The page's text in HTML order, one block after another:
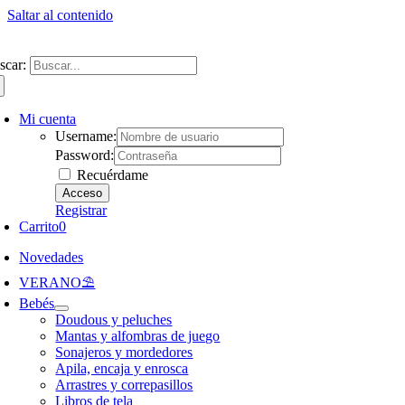
Saltar al contenido
Mi cuenta
Username:
Password:
Recuérdame
Registrar
Carrito0
Novedades
VERANO⛱️​
Bebés
Doudous y peluches
Mantas y alfombras de juego
Sonajeros y mordedores
Apila, encaja y enrosca
Arrastres y correpasillos
Libros de tela